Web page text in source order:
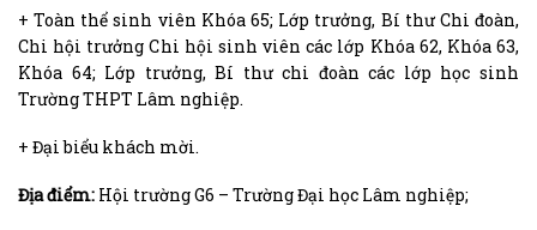
+ Toàn thể sinh viên Khóa 65; Lớp trưởng, Bí thư Chi đoàn,
Chi hội trưởng Chi hội sinh viên các lớp Khóa 62, Khóa 63,
Khóa 64; Lớp trưởng, Bí thư chi đoàn các lớp học sinh
Trường THPT Lâm nghiệp.
+ Đại biểu khách mời.
Địa điểm: Hội trường G6 – Trường Đại học Lâm nghiệp;